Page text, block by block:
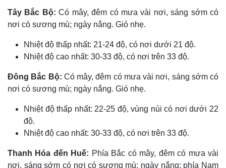
Quan sát
Cuộc sống đó đây
Hồ sơ
Video
E-Magazine
Tây Bắc Bộ:Có mây, đêm có mưa vài nơi, sáng sớm có
nơi có sương mù; ngày nắng. Gió nhẹ.
Nhiệt độ thấp nhất: 21-24 độ, có nơi dưới 21 độ.
Nhiệt độ cao nhất: 30-33 độ, có nơi trên 33 độ.
Đông Bắc Bộ: Có mây, đêm có mưa vài nơi, sáng sớm có
nơi có sương mù; ngày nắng. Gió nhẹ.
Nhiệt độ thấp nhất: 22-25 độ, vùng núi có nơi dưới 22
độ.
Nhiệt độ cao nhất: 30-33 độ, có nơi trên 33 độ.
Thanh Hóa đến Huế: Phía Bắc có mây, đêm có mưa vài
nơi, sáng sớm có nơi có sương mù; ngày nắng; phía Nam